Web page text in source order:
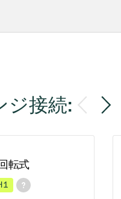
ジ接続:
転式